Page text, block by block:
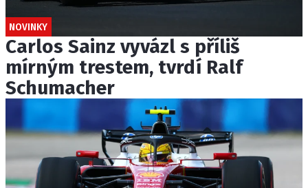
NOVINKY
Carlos Sainz vyvázl s příliš
mírným trestem, tvrdí Ralf
Schumacher